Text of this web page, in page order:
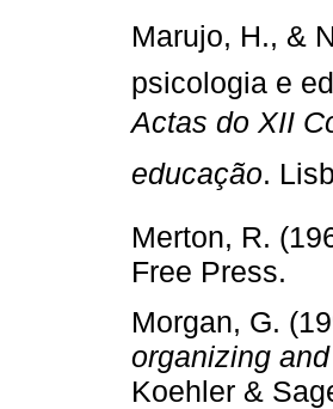
Marujo, H., &
psicologia e
Actas do XII
educação.
Merton, R.
Free Press.
Morgan, G.
organizing
Koehler &